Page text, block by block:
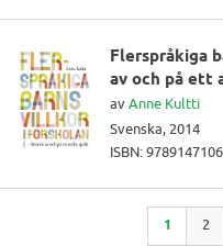
Flerspråkiga
av och på ett
avAnne Kultti
Svenska, 2014
ISBN:
1 2